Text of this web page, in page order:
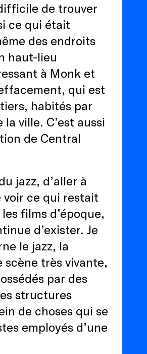
de trouver
ce qui était
des endroits
haut-lieu
à Monk et
qui est
habités par
ville. C’est aussi
de Central
jazz, d’aller à
voir ce qui restait
films d’époque,
d’exister. Je
le jazz, la
scène très vivante,
par des
structures
de choses qui se
employés d’une